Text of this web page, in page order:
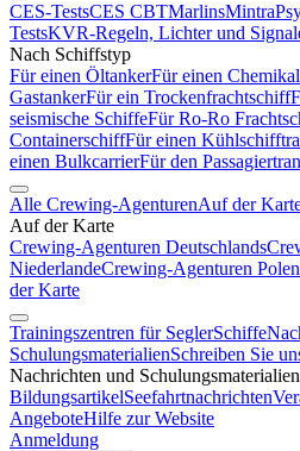
CES-TestsCES CBTMarlinsMintra
TestsKVR-Regeln, Lichter und
Nach Schiffstyp
Für einen ÖltankerFür einen
GastankerFür ein Trockenfrachtschiff
seismische SchiffeFür Ro-Ro
ContainerschiffFür einen
einen BulkcarrierFür den
Alle Crewing-AgenturenAuf der
Auf der Karte
Crewing-Agenturen Deutschlands
NiederlandeCrewing-Agenturen
der Karte
Trainingszentren für SeglerSchiffe
SchulungsmaterialienSchreiben Sie
Nachrichten und Schulungsmaterialien
BildungsartikelSeefahrtnachrichten
AngeboteHilfe zur Website
Anmeldung